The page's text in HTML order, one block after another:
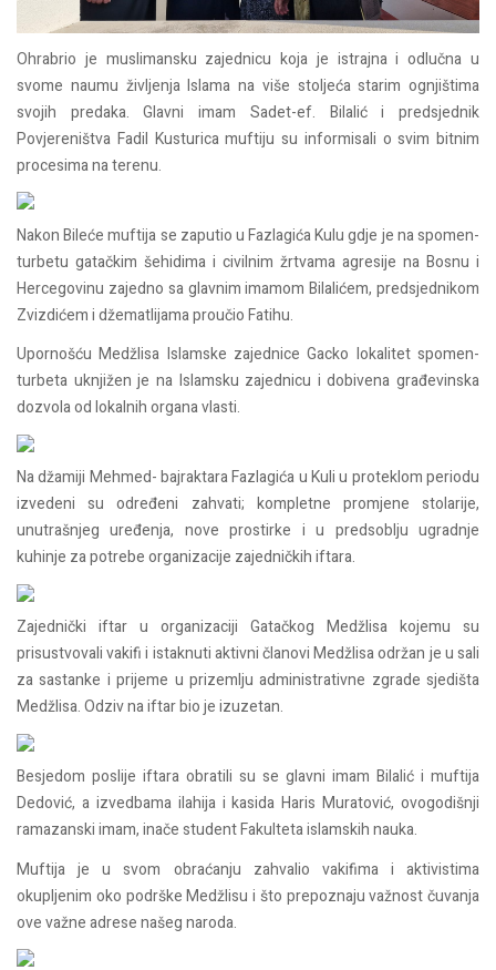
Ohrabrio je muslimansku zajednicu koja je istrajna i odlučna u
svome naumu življenja Islama na više stoljeća starim ognjištima
svojih predaka. Glavni imam Sadet-ef. Bilalić i predsjednik
Povjereništva Fadil Kusturica muftiju su informisali o svim bitnim
procesima na terenu.
Nakon Bileće muftija se zaputio u Fazlagića Kulu gdje je na spomen-
turbetu gatačkim šehidima i civilnim žrtvama agresije na Bosnu i
Hercegovinu zajedno sa glavnim imamom Bilalićem, predsjednikom
Zvizdićem i džematlijama proučio Fatihu.
Upornošću Medžlisa Islamske zajednice Gacko lokalitet spomen-
turbeta uknjižen je na Islamsku zajednicu i dobivena građevinska
dozvola od lokalnih organa vlasti.
Na džamiji Mehmed- bajraktara Fazlagića u Kuli u proteklom periodu
izvedeni su određeni zahvati; kompletne promjene stolarije,
unutrašnjeg uređenja, nove prostirke i u predsoblju ugradnje
kuhinje za potrebe organizacije zajedničkih iftara.
Zajednički iftar u organizaciji Gatačkog Medžlisa kojemu su
prisustvovali vakifi i istaknuti aktivni članovi Medžlisa održan je u sali
za sastanke i prijeme u prizemlju administrativne zgrade sjedišta
Medžlisa. Odziv na iftar bio je izuzetan.
Besjedom poslije iftara obratili su se glavni imam Bilalić i muftija
Dedović, a izvedbama ilahija i kasida Haris Muratović, ovogodišnji
ramazanski imam, inače student Fakulteta islamskih nauka.
Muftija je u svom obraćanju zahvalio vakifima i aktivistima
okupljenim oko podrške Medžlisu i što prepoznaju važnost čuvanja
ove važne adrese našeg naroda.